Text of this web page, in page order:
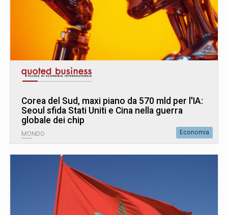
Corea del Sud, maxi piano da 570 mld per l'IA:
Seoul sfida Stati Uniti e Cina nella guerra
globale dei chip
MONDO Economia